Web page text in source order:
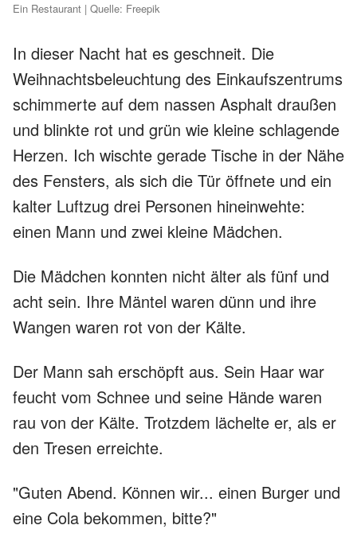
Ein Restaurant | Quelle: Freepik
In dieser Nacht hat es geschneit. Die
Weihnachtsbeleuchtung des Einkaufszentrums
schimmerte auf dem nassen Asphalt draußen
und blinkte rot und grün wie kleine schlagende
Herzen. Ich wischte gerade Tische in der Nähe
des Fensters, als sich die Tür öffnete und ein
kalter Luftzug drei Personen hineinwehte:
einen Mann und zwei kleine Mädchen.
Die Mädchen konnten nicht älter als fünf und
acht sein. Ihre Mäntel waren dünn und ihre
Wangen waren rot von der Kälte.
Der Mann sah erschöpft aus. Sein Haar war
feucht vom Schnee und seine Hände waren
rau von der Kälte. Trotzdem lächelte er, als er
den Tresen erreichte.
"Guten Abend. Können wir... einen Burger und
eine Cola bekommen, bitte?"